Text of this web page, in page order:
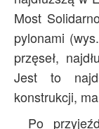
Most
pylonami
przęseł,
Jest to
konstrukcji,
Po